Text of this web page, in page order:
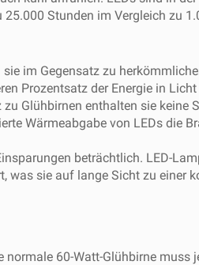
Stunden im Vergleich zu
im Gegensatz zu
Prozentsatz der Energie in
Glühbirnen enthalten sie keine
Wärmeabgabe von LEDs die
beträchtlich. LED-
was sie auf lange Sicht zu einer
60-Watt-Glühbirne muss